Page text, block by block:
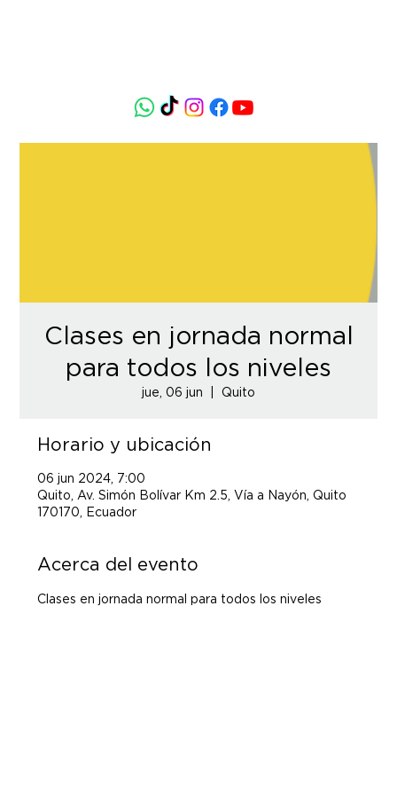
Clases en jornada normal
para todos los niveles
jue, 06 jun Quito
Horario y ubicación
06 jun 2024, 7:00
Quito, Av. Simón Bolívar Km 2.5, Vía a Nayón, Quito
170170, Ecuador
Acerca del evento
Clases en jornada normal para todos los niveles